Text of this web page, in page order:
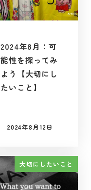
2024年8月：可
能性を探ってみ
よう【大切にし
たいこと】
投稿日
2024年8月12日
大切にしたいこと